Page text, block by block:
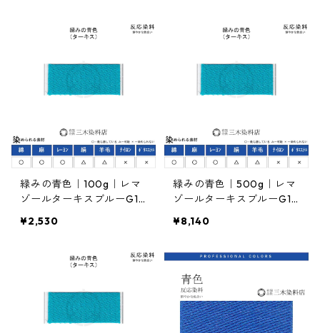
緑みの青色｜100g｜レマ
ゾールターキスブルーG13
¥2,530
緑みの青色｜500g｜レマ
ゾールターキスブルーG13
¥8,140